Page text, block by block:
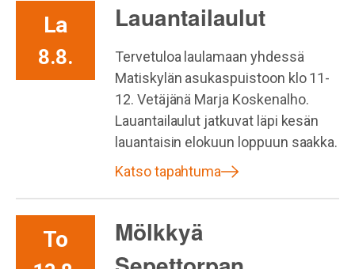
La
8.8.
Lauantailaulut
Tervetuloa laulamaan yhdessä
Matiskylän asukaspuistoon klo 11-
12. Vetäjänä Marja Koskenalho.
Lauantailaulut jatkuvat läpi kesän
lauantaisin elokuun loppuun saakka.
Katso tapahtuma
To
Mölkkyä